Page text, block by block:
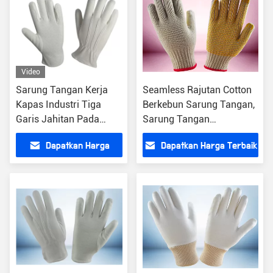
Video
Sarung Tangan Kerja
Kapas Industri Tiga
Garis Jahitan Pada
Waktu Hidup Panjang
KembaliDapatkan Harga
Seamless Rajutan Cotton
Berkebun Sarung Tangan,
Sarung Tangan
Perlindungan Tangan 8-
10 Inch Ukuran
Dapatkan Harga Terbaik